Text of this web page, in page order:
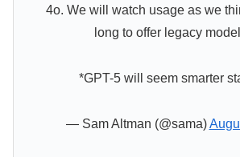
4o. We will watch usage as we
long to offer legacy
*GPT-5 will seem smarter
— Sam Altman (@sama)